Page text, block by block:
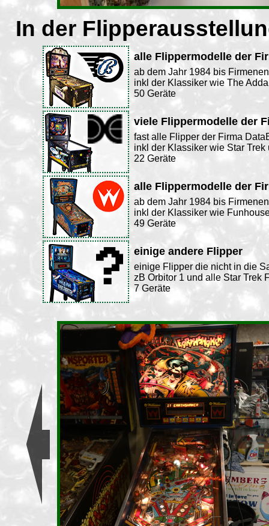
In der
alle Flippermodelle der
ab dem Jahr 1984 bis
inkl der Klassiker wie The
50 Geräte
viele Flippermodelle der
fast alle Flipper der Firma
inkl der Klassiker wie Star Trek
22 Geräte
alle Flippermodelle der
ab dem Jahr 1984 bis
inkl der Klassiker wie
49 Geräte
einige andere Flipper
einige Flipper die nicht in die
zB Orbitor 1 und alle Star Trek
7 Geräte